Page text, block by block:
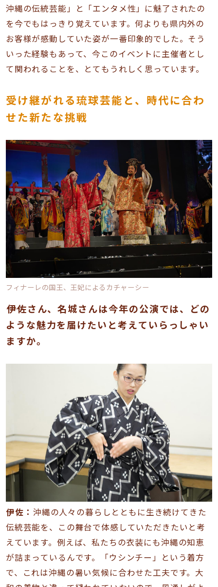
沖縄の伝統芸能」と「エンタメ性」に魅了されたの
を今でもはっきり覚えています。何よりも県内外の
お客様が感動していた姿が一番印象的でした。そう
いった経験もあって、今このイベントに主催者とし
て関われることを、とてもうれしく思っています。
受け継がれる琉球芸能と、時代に合わ
せた新たな挑戦
フィナーレの国王、王妃によるカチャーシー
――伊佐さん、名城さんは今年の公演では、どの
ような魅力を届けたいと考えていらっしゃい
ますか。
伊佐： 沖縄の人々の暮らしとともに生き続けてきた
伝統芸能を、この舞台で体感していただきたいと考
えています。例えば、私たちの衣装にも沖縄の知恵
が詰まっているんです。「ウシンチー」という着方
で、これは沖縄の暑い気候に合わせた工夫です。大